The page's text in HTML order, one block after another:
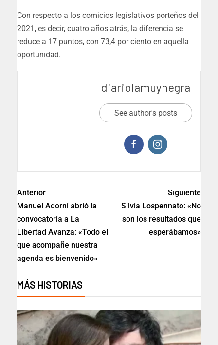
Con respecto a los comicios legislativos porteños del
2021, es decir, cuatro años atrás, la diferencia se
reduce a 17 puntos, con 73,4 por ciento en aquella
oportunidad.
diariolamuynegra
See author's posts
Anterior
Manuel Adorni abrió la
convocatoria a La
Libertad Avanza: «Todo el
que acompañe nuestra
agenda es bienvenido»
Siguiente
Silvia Lospennato: «No
son los resultados que
esperábamos»
MÁS HISTORIAS